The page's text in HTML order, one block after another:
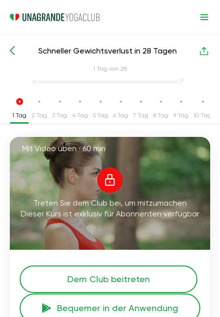
Intensive Yoga-Kurse Gewichtsverlust
Schneller Gewichtsverlust in 28 Tagen
1 Tag von 28
1 Tag 2 Tag 3 Tag 4 Tag 5 Tag 6 Tag 7 Tag 8 Tag 9 Tag 10 Tag
Mit Video üben ·60 min
Treten Sie dem Club bei, um mitzumachen
Dieser Kurs ist exklusiv für Abonnenten verfügbar
Dem Club beitreten
Bequemer in der Anwendung